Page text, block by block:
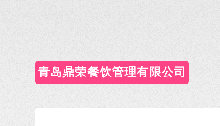
青岛鼎荣餐饮管理有限公司